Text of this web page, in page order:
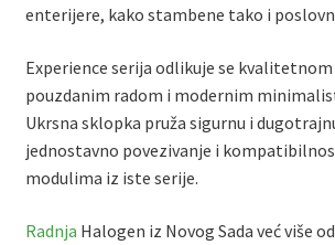
enterijere, kako stambene tako i
Experience serija odlikuje se
pouzdanim radom i modernim
Ukrsna sklopka pruža sigurnu i
jednostavno povezivanje i
modulima iz iste serije.
Radnja Halogen iz Novog Sada već više